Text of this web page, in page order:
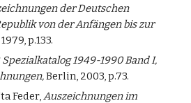
der Deutschen
von der Anfängen bis zur
p.133.
Spezialkatalog 1949-1990 Band I,
Berlin, 2003, p.73.
Feder,Auszeichnungen im